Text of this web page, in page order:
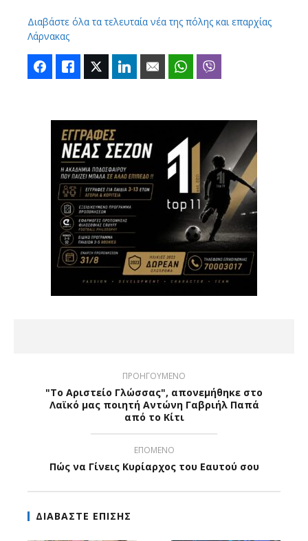
Διαβάστε όλα τα τελευταία νέα της πόλης και επαρχίας
Λάρνακας
FacebookLike Twitter LinkedIn Email WhatsApp
ΠΡΟΗΓΟΥΜΕΝΟ
"Το Αριστείο Γλώσσας", απονεμήθηκε στο
Λαϊκό μας ποιητή Αντώνη Γαβριήλ Παπά
από το Κίτι
ΕΠΟΜΕΝΟ
Πώς να Γίνεις Κυρίαρχος του Εαυτού σου
ΔΙΑΒΑΣΤΕ ΕΠΙΣΗΣ